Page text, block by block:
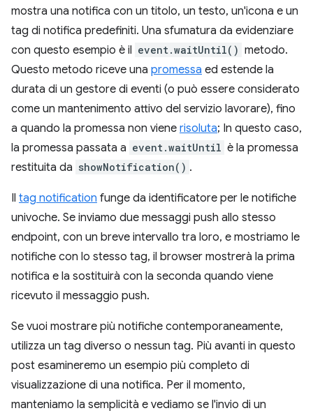
mostra una notifica con un titolo, un testo, un'icona e un
tag di notifica predefiniti. Una sfumatura da evidenziare
con questo esempio è il event.waitUntil() metodo.
Questo metodo riceve una promessa ed estende la
durata di un gestore di eventi (o può essere considerato
come un mantenimento attivo del servizio lavorare), fino
a quando la promessa non viene risoluta; In questo caso,
la promessa passata a event.waitUntil è la promessa
restituita da showNotification() .
Il tag notification funge da identificatore per le notifiche
univoche. Se inviamo due messaggi push allo stesso
endpoint, con un breve intervallo tra loro, e mostriamo le
notifiche con lo stesso tag, il browser mostrerà la prima
notifica e la sostituirà con la seconda quando viene
ricevuto il messaggio push.
Se vuoi mostrare più notifiche contemporaneamente,
utilizza un tag diverso o nessun tag. Più avanti in questo
post esamineremo un esempio più completo di
visualizzazione di una notifica. Per il momento,
manteniamo la semplicità e vediamo se l'invio di un